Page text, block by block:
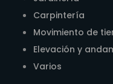
Carpintería
Movimiento de
Elevación y
Varios